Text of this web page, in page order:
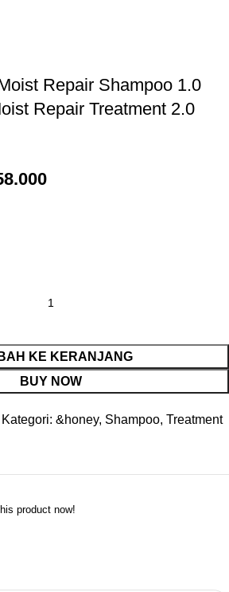
Repair Shampoo 1.0
Repair Treatment 2.0
KE KERANJANG
BUY NOW
Kategori: &honey, Shampoo, Treatment
product now!